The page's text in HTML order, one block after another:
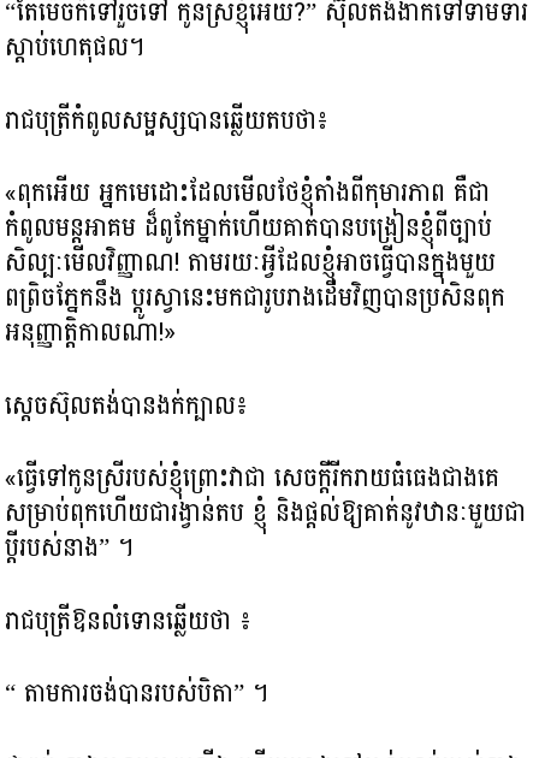
“តែម៉េចក៏ទៅរួចទៅ​ កូនស្រីខ្ញុំអើយ?” ស៊ុលតង់ងាកទៅទាមទារ
ស្តាប់ហេតុផល​។
រាជបុត្រីកំពូលសម្ផស្សបានឆ្លើយតបថា៖
«ពុកអើយ​ អ្នកមេដោះដែលមើលថែខ្ញុំតាំងពីកុមារភាព គឺជា
កំពូលមន្តអាគម ដ៏ពូកែម្នាក់ហើយគាត់បានបង្រៀនខ្ញុំពីច្បាប់
សិល្បៈមើលវិញ្ញាណ! តាមរយៈអ្វីដែលខ្ញុំអាចធ្វើបានក្នុងមួយ
ពព្រិចភ្នែកនឹង​ ប្តូរស្វានេះមកជារូបរាងដើមវិញបានប្រសិនពុក
អនុញ្ញាត្តិកាលណា!»
ស្តេចស៊ុលតង់បានងក់ក្បាល៖
«ធ្វើទៅកូនស្រីរបស់ខ្ញុំព្រោះវាជា សេចក្តីរីករាយធំធេង​ជាងគេ
សម្រាប់ពុក​ហើយជារង្វាន់តប ខ្ញុំ និងផ្តល់ឱ្យគាត់នូវឋានៈមួយជា​​
ប្តីរបស់នាង​” ។
រាជបុត្រីឱនលំទោនឆ្លើយថា ៖
“ តាមការចង់បានរបស់បិតា​” ។